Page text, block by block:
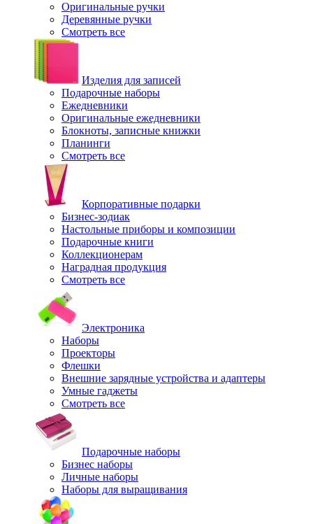
Оригинальные ручки
Деревянные ручки
Смотреть все
Изделия для записей
Подарочные наборы
Ежедневники
Оригинальные ежедневники
Блокноты, записные книжки
Планинги
Смотреть все
Корпоративные подарки
Бизнес-зодиак
Настольные приборы и композиции
Подарочные книги
Коллекционерам
Наградная продукция
Смотреть все
Электроника
Наборы
Проекторы
Флешки
Внешние зарядные устройства и адаптеры
Умные гаджеты
Смотреть все
Подарочные наборы
Бизнес наборы
Личные наборы
Наборы для выращивания